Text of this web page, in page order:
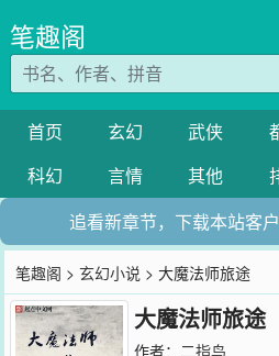
笔趣阁
首页 玄幻 武侠
科幻
言情 其他
追看新章节，下载本站客
笔趣阁 >玄幻小说 > 大魔法师旅途
大魔法师旅途
作者： 二指鸟